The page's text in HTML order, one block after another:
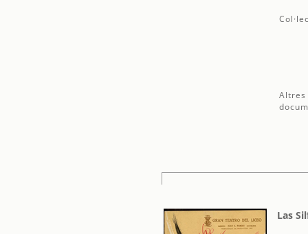
Altres
Las